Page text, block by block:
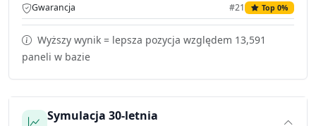
Gwarancja #21 Top 0%
Wyższy wynik = lepsza pozycja względem 13,591
paneli w bazie
Symulacja 30-letnia